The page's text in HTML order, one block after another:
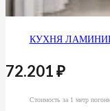
КУХНЯ
72.201₽
Стоимость за 1 метр